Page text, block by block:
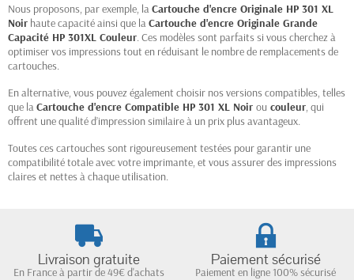
Nous proposons, par exemple, laCartouche d'encre Originale HP 301 XL
Noir haute capacité ainsi que laCartouche d'encre Originale Grande
Capacité HP 301XL Couleur. Ces modèles sont parfaits si vous cherchez à
optimiser vos impressions tout en réduisant le nombre de remplacements de
cartouches.
En alternative, vous pouvez également choisir nos versions compatibles, telles
que laCartouche d'encre Compatible HP 301 XL Noir ou couleur, qui
offrent une qualité d’impression similaire à un prix plus avantageux.
Toutes ces cartouches sont rigoureusement testées pour garantir une
compatibilité totale avec votre imprimante, et vous assurer des impressions
claires et nettes à chaque utilisation.
Livraison gratuite
En France à partir de 49€ d'achats
Paiement sécurisé
Paiement en ligne 100% sécurisé